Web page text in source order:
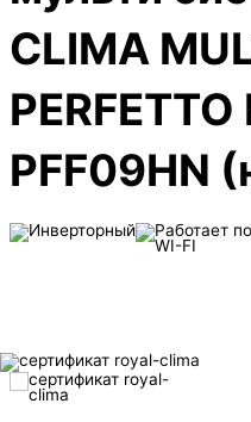
CLIMA
PERFETTO
PFF09HN